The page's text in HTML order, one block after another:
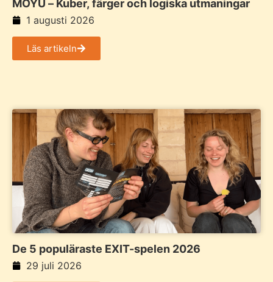
MOYU – Kuber, färger och logiska utmaningar
1 augusti 2026
Läs artikeln
De 5 populäraste EXIT-spelen 2026
29 juli 2026